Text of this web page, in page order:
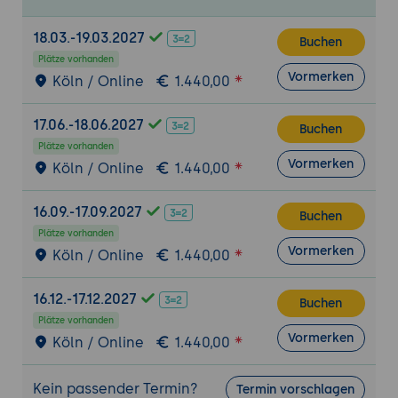
18.03.-19.03.2027
Plätze vorhanden
Köln / Online 1.440,00
Buchen
Vormerken
17.06.-18.06.2027
Plätze vorhanden
Köln / Online 1.440,00
Buchen
Vormerken
16.09.-17.09.2027
Plätze vorhanden
Köln / Online 1.440,00
Buchen
Vormerken
16.12.-17.12.2027
Plätze vorhanden
Köln / Online 1.440,00
Buchen
Vormerken
Kein passender Termin? Termin vorschlagen